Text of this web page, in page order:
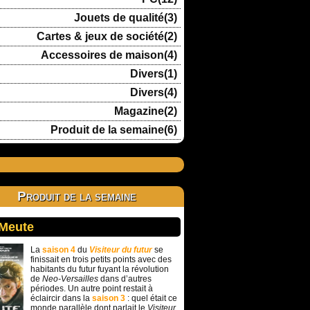
Jouets de qualité(3)
Cartes & jeux de société(2)
Accessoires de maison(4)
Divers(1)
Divers(4)
Magazine(2)
Produit de la semaine(6)
Produit de la semaine
La saison 4 du Visiteur du futurse
finissait en trois petits points avec des
habitants du futur fuyant la révolution
de Neo-Versailles dans d’autres
périodes. Un autre point restait à
éclaircir dans la saison 3 : quel était ce
monde parallèle dont parlait le Visiteur